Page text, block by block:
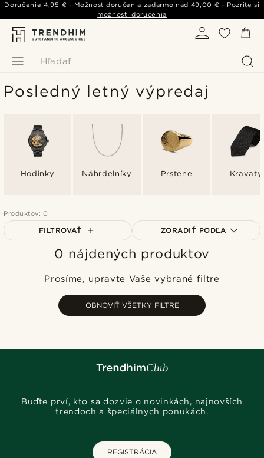
Hľadať
Doručenie4,95 € - Možnosť doručenia zadarmo nad 49,00 € - Pozrite si
možnosti doručenia
Posledný letný výpredaj
Hodinky Náhrdelníky Prstene Kravaty
Produktov: 0
FILTROVAŤ ZORADIŤ PODĽA
Najpopulárnejšie
Najlacnejšie
Najdrahšie
0 nájdených produktov
Prosíme, upravte Vaše vybrané filtre
OBNOVIŤ VŠETKY FILTRE
Buďte prví, kto sa dozvie o novinkách, najnovších
trendoch a špeciálnych ponukách.
REGISTRÁCIA